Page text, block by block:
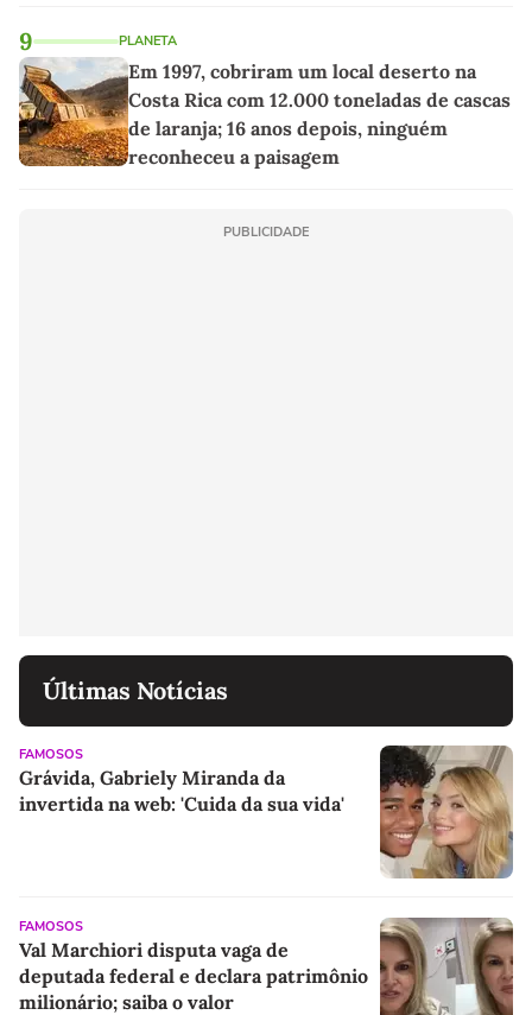
9 PLANETA
Em 1997, cobriram um local deserto na
Costa Rica com 12.000 toneladas de cascas
de laranja; 16 anos depois, ninguém
reconheceu a paisagem
PUBLICIDADE
Últimas Notícias
FAMOSOS
Grávida, Gabriely Miranda da
invertida na web: 'Cuida da sua vida'
FAMOSOS
Val Marchiori disputa vaga de
deputada federal e declara patrimônio
milionário; saiba o valor